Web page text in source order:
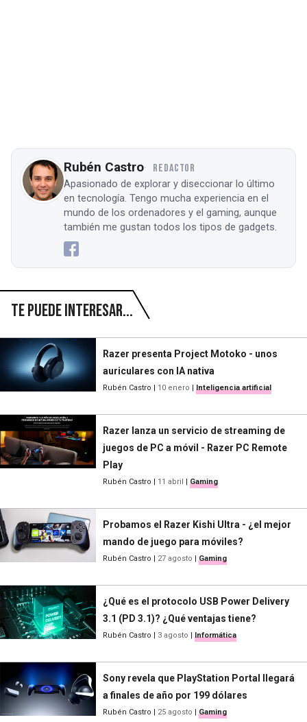
Rubén Castro REDACTOR
Apasionado de explorar y diseccionar lo último
en tecnología. Tengo mucha experiencia en el
mundo de los ordenadores y el gaming, aunque
también me gustan todos los tipos de gadgets.
Te puede interesar...
Razer presenta Project Motoko - unos
auriculares con IA nativa
Rubén Castro | 10 enero | Inteligencia artificial
Razer lanza un servicio de streaming de
juegos de PC a móvil - Razer PC Remote
Play
Rubén Castro | 11 abril | Gaming
Probamos el Razer Kishi Ultra - ¿el mejor
mando de juego para móviles?
Rubén Castro | 27 agosto | Gaming
¿Qué es el protocolo USB Power Delivery
3.1 (PD 3.1)? ¿Qué ventajas tiene?
Rubén Castro | 3 agosto | Informática
Sony revela que PlayStation Portal llegará
a finales de año por 199 dólares
Rubén Castro | 25 agosto | Gaming